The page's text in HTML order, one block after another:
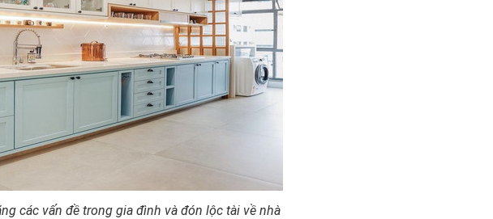
các vấn đề trong gia đình và đón lộc tài về nhà